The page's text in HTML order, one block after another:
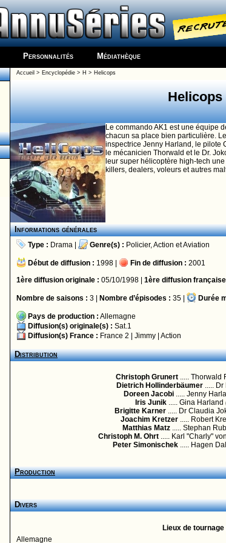
Personnalités Médiathèque
Accueil > Encyclopédie> H > Helicops
Helicops
Le commando AK1 est une équipe
chacun sa place bien particulière.
inspectrice Jenny Harland, le pilote
le mécanicien Thorwald et le Dr.
leur super hélicoptère high-tech
killers, dealers, voleurs et autres
Informations générales
Type : Drama Genre(s) : Policier,Action etAviation
Début de diffusion : 1998 | Fin de diffusion : 2001
1ère diffusion originale : 05/10/1998 | 1ère diffusion
Nombre de saisons : 3 | Nombre d’épisodes : 35 | Durée
Pays de production : Allemagne
Diffusion(s) originale(s) : Sat.1
Diffusion(s) France : France 2 Jimmy Action
Distribution
Christoph Grunert..... Thorwald
Dietrich Hollinderbäumer ..... Dr
Doreen Jacobi ..... Jenny
Iris Junik ..... Gina Harland
Brigitte Karner ..... Dr Claudia
Joachim Kretzer..... Robert
Matthias Matz ..... Stephan
Christoph M. Ohrt..... Karl "Charly"
Peter Simonischek ..... Hagen
Production
Divers
Lieux de tournage
Allemagne